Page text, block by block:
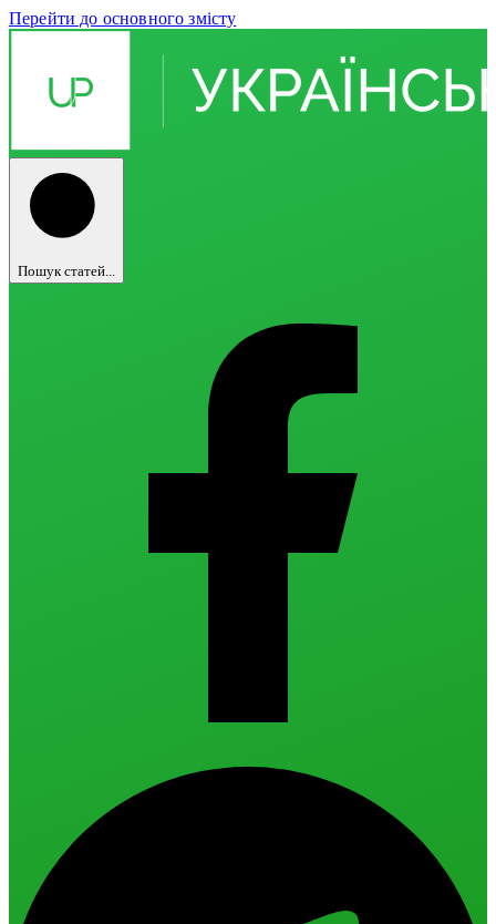
Перейти до основного змісту
Пошук статей...